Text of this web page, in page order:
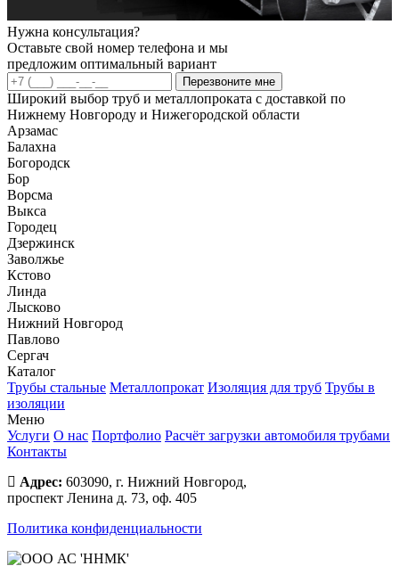
Нужна консультация?
Оставьте свой номер телефона и мы
предложим оптимальный вариант
Перезвоните мне
Широкий выбор труб и металлопроката с доставкой по
Нижнему Новгороду и Нижегородской области
Арзамас
Балахна
Богородск
Бор
Ворсма
Выкса
Городец
Дзержинск
Заволжье
Кстово
Линда
Лысково
Нижний Новгород
Павлово
Сергач
Каталог
Трубы стальные Металлопрокат Изоляция для труб Трубы в
изоляции
Меню
Услуги О нас Портфолио Расчёт загрузки автомобиля трубами
Контакты
Адрес: 603090, г. Нижний Новгород,
проспект Ленина д. 73, оф. 405
Политика конфиденциальности